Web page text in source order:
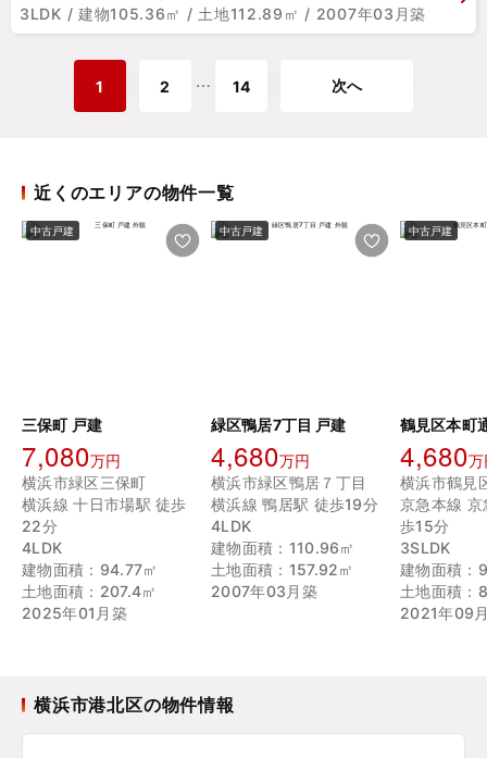
3LDK / 建物105.36㎡ / 土地112.89㎡ / 2007年03月築
1 2 ⋯ 14 次へ
近くのエリアの物件一覧
中古戸建
三保町 戸建
7,080万円
横浜市緑区三保町
横浜線 十日市場駅 徒歩
22分
4LDK
建物面積：94.77㎡
土地面積：207.4㎡
2025年01月築
中古戸建
緑区鴨居7丁目 戸建
4,680万円
横浜市緑区鴨居７丁目
横浜線 鴨居駅 徒歩19分
4LDK
建物面積：110.96㎡
土地面積：157.92㎡
2007年03月築
中古戸建
鶴見区本町
4,680万
京急本線
歩15分
3SLDK
建物面積：
土地面積：
2021年09
横浜市港北区の物件情報